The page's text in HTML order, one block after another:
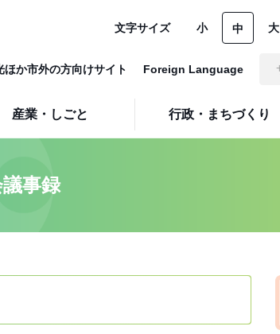
産業・しごと 行政・まちづくり
文字サイズ 小 中 大
ほか市外の方向けサイト Foreign Language
事録